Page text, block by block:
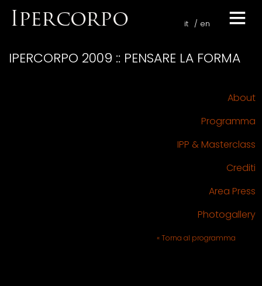
it en
IPERCORPO 2009 :: PENSARE LA FORMA
About
Programma
IPP & Masterclass
Crediti
Area Press
Photogallery
« Torna al programma